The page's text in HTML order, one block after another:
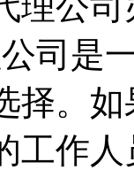
司是
择。
工作